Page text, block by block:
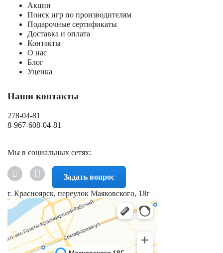
Акции
Поиск игр по производителям
Подарочные сертификаты
Доставка и оплата
Контакты
О нас
Блог
Уценка
Наши контакты
278-04-81
8-967-608-04-81
Мы в социальных сетях:
Задать вопрос
г. Красноярск, переулок Маяковского, 18г